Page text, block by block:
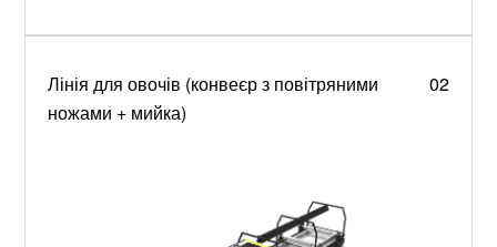
Лінія для овочів (конвеєр з повітряними
ножами + мийка)
02